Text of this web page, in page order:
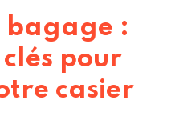
bagage :
clés pour
casier